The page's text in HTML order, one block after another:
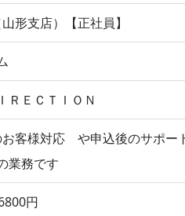
形支店）【正社員】
ＥＣＴＩＯＮ
客様対応 や申込後のサポー
業務です
円